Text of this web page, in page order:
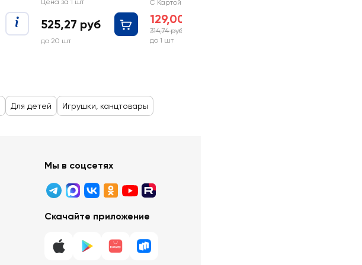
Цена за 1 шт
525,27 руб
до 20 шт
С Картой №1
129,00 руб
314,74 руб
до 1 шт
Для детей Игрушки, канцтовары
Мы в соцсетях
Скачайте приложение